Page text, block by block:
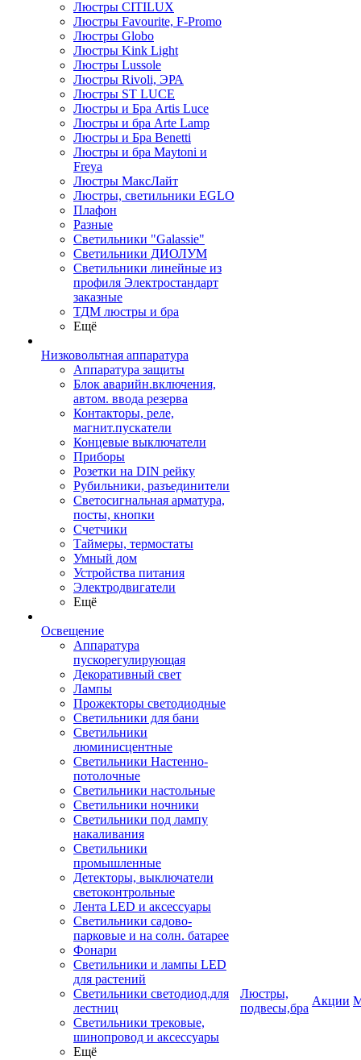
Люстры CITILUX
Люстры Favourite, F-Promo
Люстры Globo
Люстры Kink Light
Люстры Lussole
Люстры Rivoli, ЭРА
Люстры ST LUCE
Люстры и Бра Artis Luce
Люстры и бра Arte Lamp
Люстры и Бра Benetti
Люстры и бра Maytoni и
Freya
Люстры МаксЛайт
Люстры, светильники EGLO
Плафон
Разные
Светильники "Galassie"
Светильники ДИОЛУМ
Светильники линейные из
профиля Электростандарт
заказные
ТДМ люстры и бра
Ещё
Низковольтная аппаратура
Аппаратура защиты
Блок аварийн.включения,
автом. ввода резерва
Контакторы, реле,
магнит.пускатели
Концевые выключатели
Приборы
Розетки на DIN рейку
Рубильники, разъединители
Светосигнальная арматура,
посты, кнопки
Счетчики
Таймеры, термостаты
Умный дом
Устройства питания
Электродвигатели
Ещё
Освещение
Аппаратура
пускорегулирующая
Декоративный свет
Лампы
Прожекторы светодиодные
Светильники для бани
Светильники
люминисцентные
Светильники Настенно-
потолочные
Светильники настольные
Светильники ночники
Светильники под лампу
накаливания
Светильники
промышленные
Детекторы, выключатели
светоконтрольные
Лента LED и аксессуары
Светильники садово-
парковые и на солн. батарее
Фонари
Светильники и лампы LED
для растений
Светильники светодиод.для
лестниц
Светильники трековые,
шинопровод и аксессуары
Ещё
Люстры,
подвесы,бра
Акции